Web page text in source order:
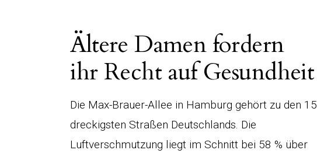
Ältere Damen fordern
ihr Recht auf Gesundheit
Die Max-Brauer-Allee in Hamburg gehört zu den 15
dreckigsten Straßen Deutschlands. Die
Luftverschmutzung liegt im Schnitt bei 58 % über